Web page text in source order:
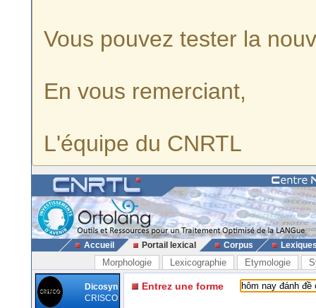
Vous pouvez tester la
En vous remerciant,
L'équipe du CNRTL
Accueil Portail lexical Corpus
Morphologie Lexicographie Etymologie
Dicosyn
CRISCO
Entrez une forme